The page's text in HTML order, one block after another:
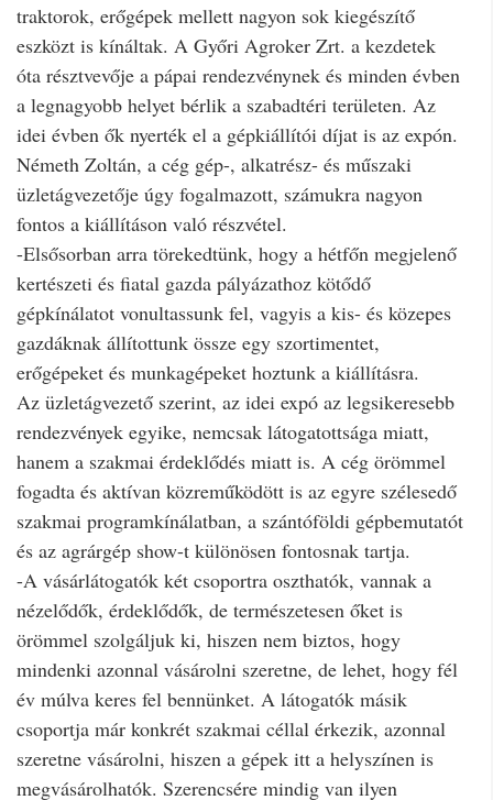
traktorok, erőgépek mellett nagyon sok kiegészítő
eszközt is kínáltak. A Győri Agroker Zrt. a kezdetek
óta résztvevője a pápai rendezvénynek és minden évben
a legnagyobb helyet bérlik a szabadtéri területen. Az
idei évben ők nyerték el a gépkiállítói díjat is az expón.
Németh Zoltán, a cég gép-, alkatrész- és műszaki
üzletágvezetője úgy fogalmazott, számukra nagyon
fontos a kiállításon való részvétel.
-Elsősorban arra törekedtünk, hogy a hétfőn megjelenő
kertészeti és fiatal gazda pályázathoz kötődő
gépkínálatot vonultassunk fel, vagyis a kis- és közepes
gazdáknak állítottunk össze egy szortimentet,
erőgépeket és munkagépeket hoztunk a kiállításra.
Az üzletágvezető szerint, az idei expó az legsikeresebb
rendezvények egyike, nemcsak látogatottsága miatt,
hanem a szakmai érdeklődés miatt is. A cég örömmel
fogadta és aktívan közreműködött is az egyre szélesedő
szakmai programkínálatban, a szántóföldi gépbemutatót
és az agrárgép show-t különösen fontosnak tartja.
-A vásárlátogatók két csoportra oszthatók, vannak a
nézelődők, érdeklődők, de természetesen őket is
örömmel szolgáljuk ki, hiszen nem biztos, hogy
mindenki azonnal vásárolni szeretne, de lehet, hogy fél
év múlva keres fel bennünket. A látogatók másik
csoportja már konkrét szakmai céllal érkezik, azonnal
szeretne vásárolni, hiszen a gépek itt a helyszínen is
megvásárolhatók. Szerencsére mindig van ilyen